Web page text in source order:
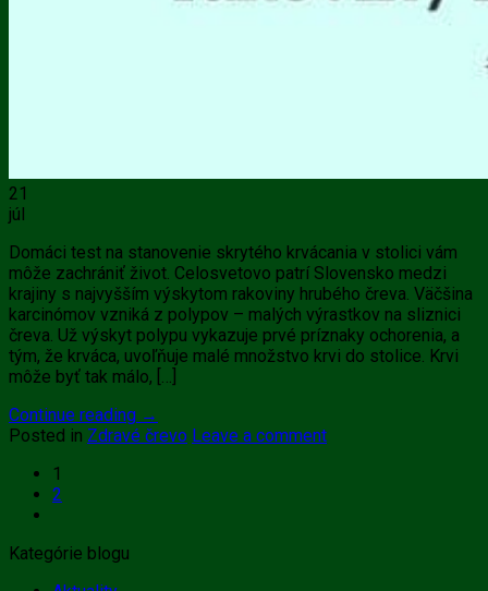
21
júl
Domáci test na stanovenie skrytého krvácania v stolici vám
môže zachrániť život. Celosvetovo patrí Slovensko medzi
krajiny s najvyšším výskytom rakoviny hrubého čreva. Väčšina
karcinómov vzniká z polypov – malých výrastkov na sliznici
čreva. Už výskyt polypu vykazuje prvé príznaky ochorenia, a
tým, že krváca, uvoľňuje malé množstvo krvi do stolice. Krvi
môže byť tak málo, […]
Continue reading →
Posted in Zdravé črevo Leave a comment
1
2
Kategórie blogu